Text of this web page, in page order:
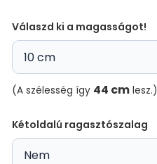
Válaszd ki a magasságot!
(A szélesség így 44 cm lesz.)
Kétoldalú ragasztószalag